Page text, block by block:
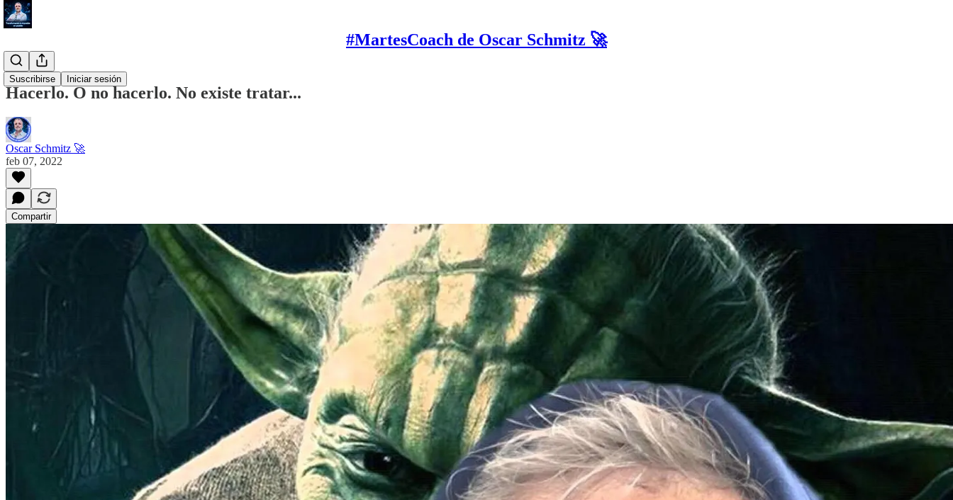
#MartesCoach de Oscar Schmitz 🚀
Suscribirse Iniciar sesión
#Proposito
Hacerlo. O no hacerlo. No existe tratar...
Oscar Schmitz 🚀
feb 07, 2022
Compartir